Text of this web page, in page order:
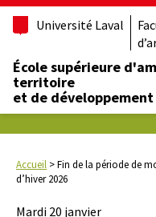
Université Laval
École supérieure
territoire
et de développement
Accueil >Fin de la période de
d’hiver 2026
Mardi 20 janvier